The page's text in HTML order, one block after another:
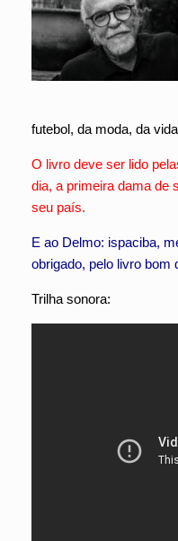
futebol, da moda, da
O livro deve ser lido
dia, a primeira dama de
seu país.
E ao Delmo: ispaciba,
obrigado, pelo livro bom
Trilha sonora: